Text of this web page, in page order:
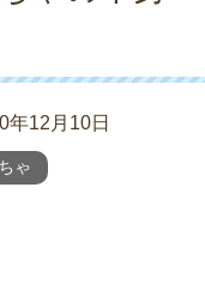
年12月10日
ゃ